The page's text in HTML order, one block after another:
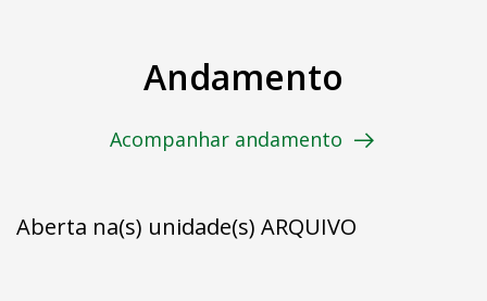
Andamento
Acompanhar andamento
Aberta na(s) unidade(s) ARQUIVO